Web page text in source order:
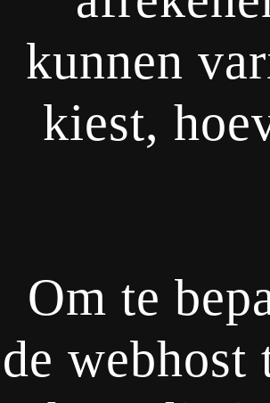
kunnen
kiest,
Om te
de webhost